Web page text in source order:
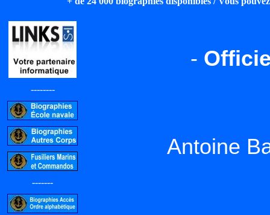
--------
-------
-
Antoine